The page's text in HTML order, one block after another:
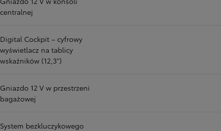
centralnej
Digital Cockpit – cyfrowy
wyświetlacz na tablicy
wskaźników (12,3")
Gniazdo 12 V w przestrzeni
bagażowej
System bezkluczykowego